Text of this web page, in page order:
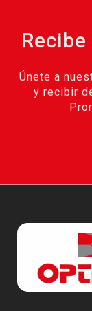
Únete a
y recibir